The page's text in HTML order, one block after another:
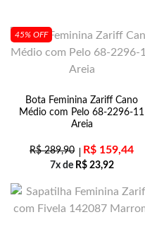
45% OFF
Bota Feminina Zariff Cano
Médio com Pelo 68-2296-11
Areia
R$289,90 R$ 159,44
7x de R$23,92